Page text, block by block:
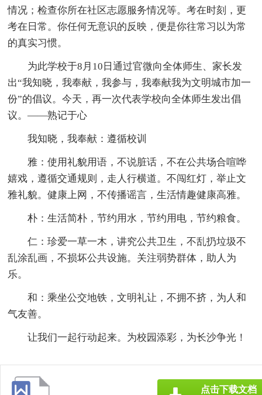
情况；检查你所在社区志愿服务情况等。考在时刻，更
考在日常。你任何无意识的反映，便是你往常习以为常
的真实习惯。
为此学校于8月10日通过官微向全体师生、家长发
出“我知晓，我奉献，我参与，我奉献我为文明城市加一
份”的倡议。今天，再一次代表学校向全体师生发出倡
议。——熟记于心
我知晓，我奉献：遵循校训
雅：使用礼貌用语，不说脏话，不在公共场合喧哗
嬉戏，遵循交通规则，走人行横道。不闯红灯，举止文
雅礼貌。健康上网，不传播谣言，生活情趣健康高雅。
朴：生活简朴，节约用水，节约用电，节约粮食。
仁：珍爱一草一木，讲究公共卫生，不乱扔垃圾不
乱涂乱画，不损坏公共设施。关注弱势群体，助人为
乐。
和：乘坐公交地铁，文明礼让，不拥不挤，为人和
气友善。
让我们一起行动起来。为校园添彩，为长沙争光！
点击下载文档